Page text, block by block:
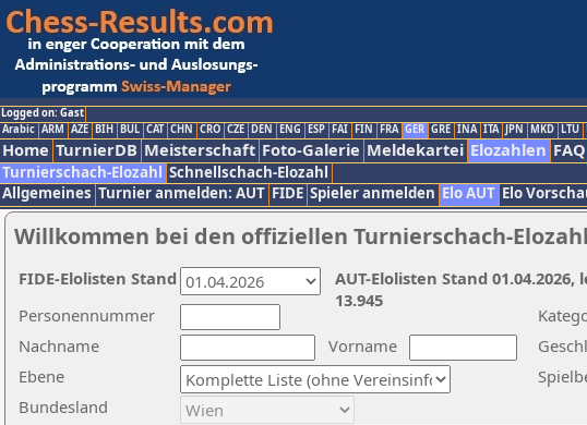
Logged on: Gast
Arabic ARM AZE BIH BUL CAT CHN CRO CZE DEN ENG ESP FAI FIN FRA GER GRE INA ITA JPN MKD LTU
Home TurnierDB Meisterschaft Foto-Galerie Meldekartei Elozahlen FAQ
Turnierschach-Elozahl Schnellschach-Elozahl
Allgemeines Turnier anmelden: AUT FIDE Spieler anmelden Elo AUT Elo
Willkommen bei den offiziellen Turnierschach-
Nachname
Vorname
Ebene
Personennummer
Bundesland
AUT-Elolisten Stand
13.945
FIDE-Elolisten Stand